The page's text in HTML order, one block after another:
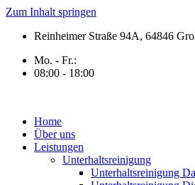
Zum Inhalt springen
Reinheimer Straße 94A, 64846
Mo. - Fr.:
08:00 - 18:00
Home
Über uns
Leistungen
Unterhaltsreinigung
Unterhaltsreinigung